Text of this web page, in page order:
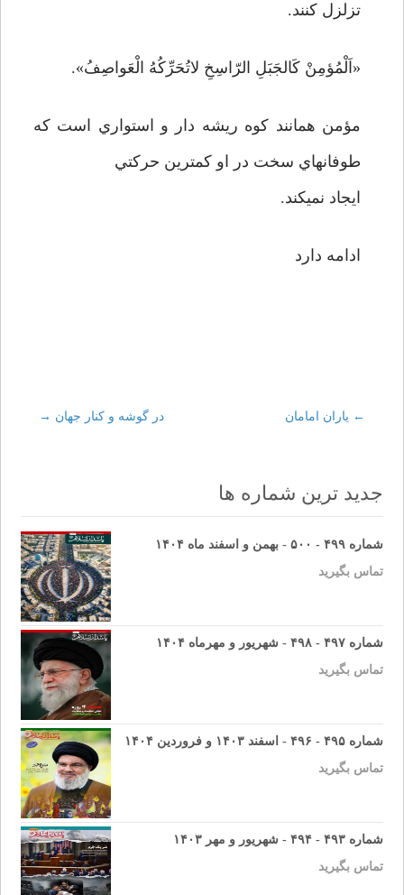
تزلزل كنند.
«اَلْمُؤمِنْ كَالجَبَلِ الرّاسِخِ لاتُحَرِّكُهُ الْعَواصِفُ».
مؤمن همانند كوه ريشه دار و استواري است كه
طوفانهاي سخت در او كمترين حركتي
ايجاد نمي­كند.
ادامه دارد
Post
navigation
← یاران امامان در گوشه و کنار جهان →
جدید ترین شماره ها
شماره ۴۹۹ - ۵۰۰ - بهمن و اسفند ماه ۱۴۰۴
تماس بگیرید
شماره ۴۹۷ - ۴۹۸ - شهریور و مهرماه ۱۴۰۴
تماس بگیرید
شماره ۴۹۵ - ۴۹۶ - اسفند ۱۴۰۳ و فروردین ۱۴۰۴
تماس بگیرید
شماره ۴۹۳ - ۴۹۴ - شهریور و مهر ۱۴۰۳
تماس بگیرید